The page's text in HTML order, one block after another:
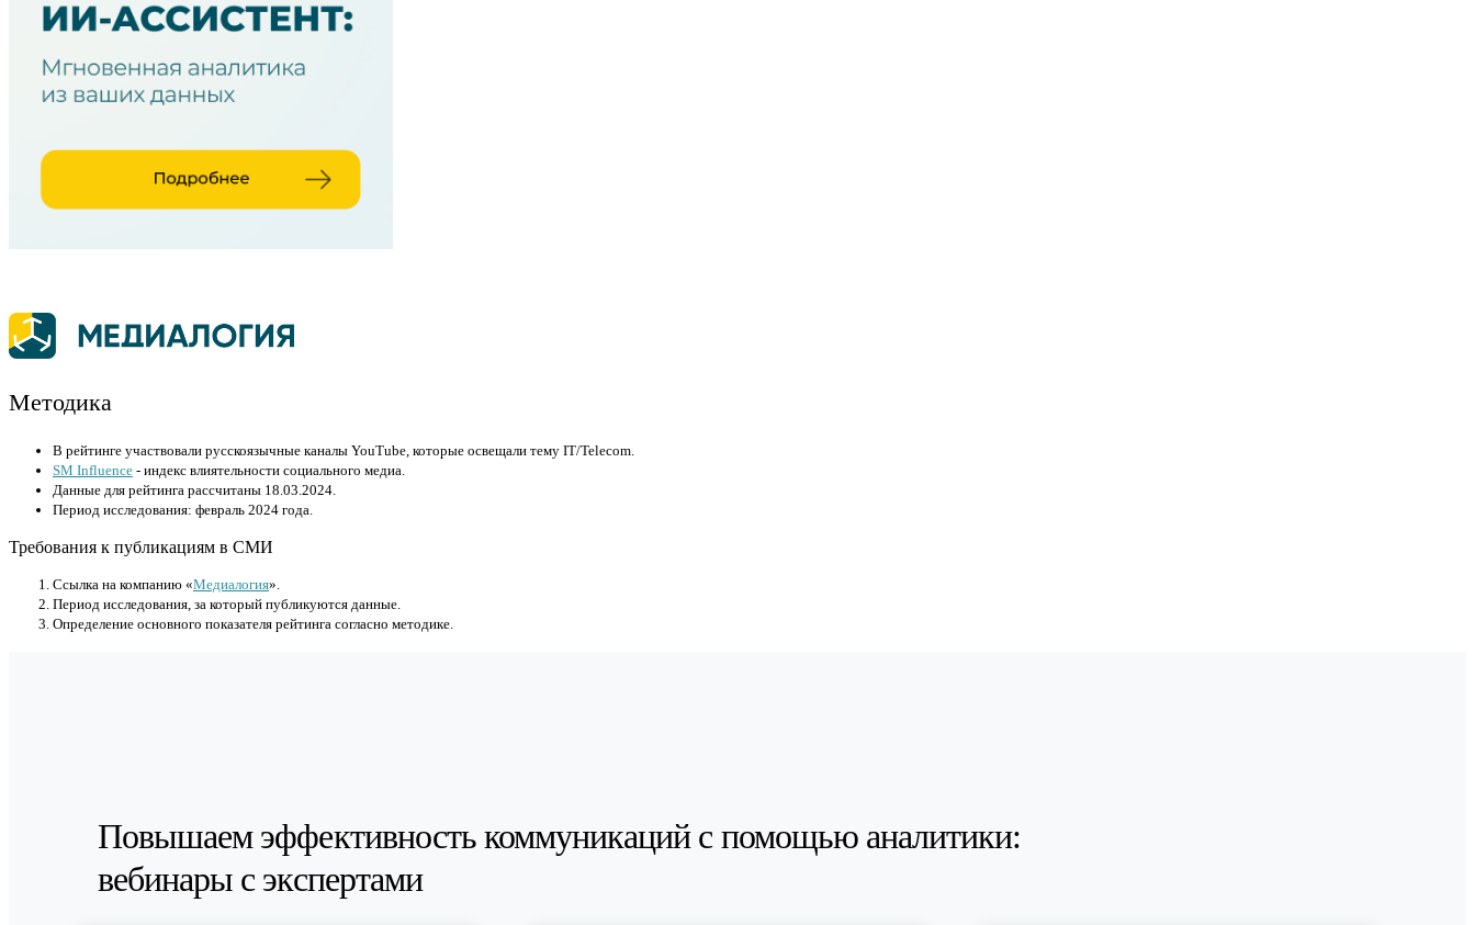
Методика
В рейтинге участвовали русскоязычные каналы YouTube, которые освещали тему IT/Telecom.
SM Influence - индекс влиятельности социального медиа.
Данные для рейтинга рассчитаны 18.03.2024.
Период исследования: февраль 2024 года.
Требования к публикациям в СМИ
Cсылка на компанию «Медиалогия».
Период исследования, за который публикуются данные.
Определение основного показателя рейтинга согласно методике.
Повышаем эффективность коммуникаций с помощью аналитики:
вебинары с экспертами